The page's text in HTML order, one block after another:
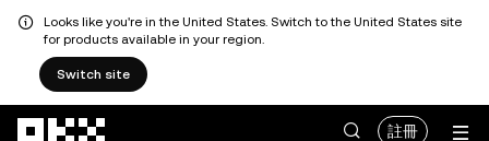
Looks like you're in the United States. Switch to the United States site
for products available in your region.
Switch site
註冊